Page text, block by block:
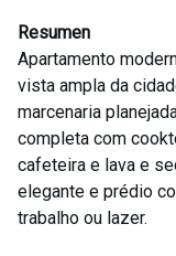
Resumen
Apartamento
vista ampla da
marcenaria
completa com
cafeteira e lava e
elegante e prédio
trabalho ou lazer.